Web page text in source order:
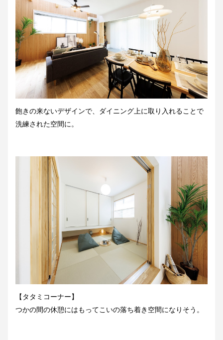
飽きの来ないデザインで、ダイニング上に取り入れることで
洗練された空間に。
【タタミコーナー】
つかの間の休憩にはもってこいの落ち着き空間になりそう。